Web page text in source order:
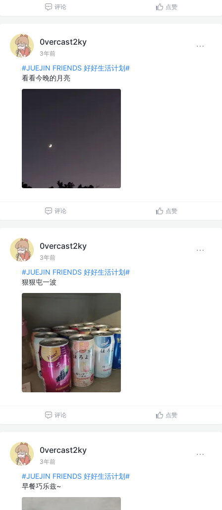
评论 点赞
0vercast2ky
3年前
#JUEJIN FRIENDS 好好生活计划#
看看今晚的月亮
评论 点赞
0vercast2ky
3年前
#JUEJIN FRIENDS 好好生活计划#
狠狠屯一波
评论 点赞
0vercast2ky
3年前
#JUEJIN FRIENDS 好好生活计划#
早餐巧乐兹~